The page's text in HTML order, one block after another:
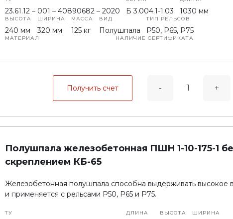
23.61.12 – 001 – 40890682 – 2020 Б 3.004.1-1.03 1030 мм
ВЫСОТА
240 мм
ШИРИНА
320 мм
МАССА
125 кг
ВИД
Полушпала
ТИП РЕЛЬСОВ
Р50, Р65, Р75
МАТЕРИАЛ НАЛИЧИЕ СЕРТИФИКАТА
Получить счет - +
Полушпала железобетонная ПШН 1-10-175-1
скреплением КБ-65
Железобетонная полушпала способна выдерживать высокое
и применяется с рельсами Р50, Р65 и Р75.
ТУ ДЛИНА ВЫСОТА ШИРИНА